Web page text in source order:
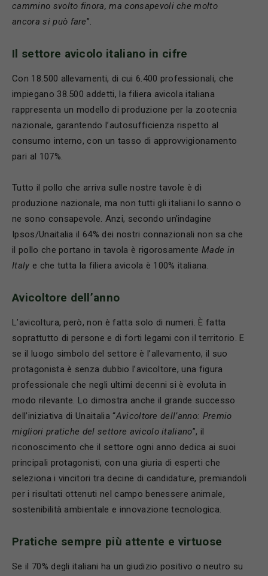
cammino svolto finora, ma consapevoli che molto
ancora si può fare”.
Il settore avicolo italiano in cifre
Con 18.500 allevamenti, di cui 6.400 professionali, che
impiegano 38.500 addetti, la filiera avicola italiana
rappresenta un modello di produzione per la zootecnia
nazionale, garantendo l’autosufficienza rispetto al
consumo interno, con un tasso di approvvigionamento
pari al 107%.
Tutto il pollo che arriva sulle nostre tavole è di
produzione nazionale, ma non tutti gli italiani lo sanno o
ne sono consapevole. Anzi, secondo un’indagine
Ipsos/Unaitalia il 64% dei nostri connazionali non sa che
il pollo che portano in tavola è rigorosamenteMade in
Italy e che tutta la filiera avicola è 100% italiana.
Avicoltore dell’anno
L’avicoltura, però, non è fatta solo di numeri. È fatta
soprattutto di persone e di forti legami con il territorio. E
se il luogo simbolo del settore è l’allevamento, il suo
protagonista è senza dubbio l’avicoltore, una figura
professionale che negli ultimi decenni si è evoluta in
modo rilevante. Lo dimostra anche il grande successo
dell’iniziativa di Unaitalia “Avicoltore dell’anno: Premio
migliori pratiche del settore avicolo italiano”, il
riconoscimento che il settore ogni anno dedica ai suoi
principali protagonisti, con una giuria di esperti che
seleziona i vincitori tra decine di candidature, premiandoli
per i risultati ottenuti nel campo benessere animale,
sostenibilità ambientale e innovazione tecnologica.
Pratiche sempre più attente e virtuose
Se il 70% degli italiani ha un giudizio positivo o neutro su